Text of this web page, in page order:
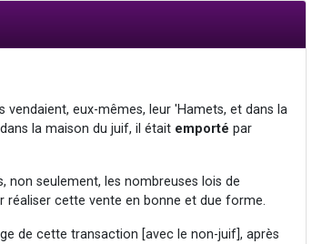
vendaient, eux-mêmes, leur 'Hamets, et dans la
la maison du juif, il était emporté par
non seulement, les nombreuses lois de
réaliser cette vente en bonne et due forme.
de cette transaction [avec le non-juif], après